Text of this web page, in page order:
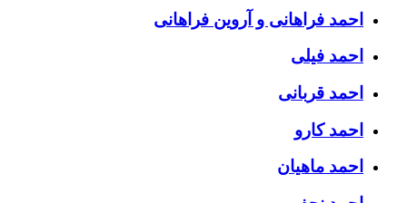
احمد فراهانی و آروین فراهانی
احمد فیلی
احمد قربانی
احمد کارو
احمد ماهیان